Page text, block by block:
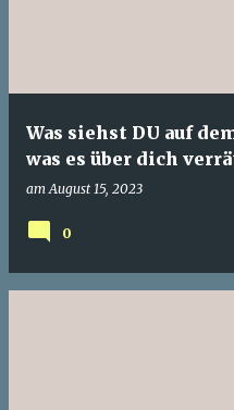
Was siehst DU auf
was es über dich
amAugust 15, 2023
0